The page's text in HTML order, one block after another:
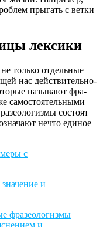
прыгать с ветки
лексики
толь­ко отдель­ные
нас дей­стви­тель­но­
назы­ва­ют фра­
само­сто­я­тель­ны­ми
состо­ят
нечто еди­ное